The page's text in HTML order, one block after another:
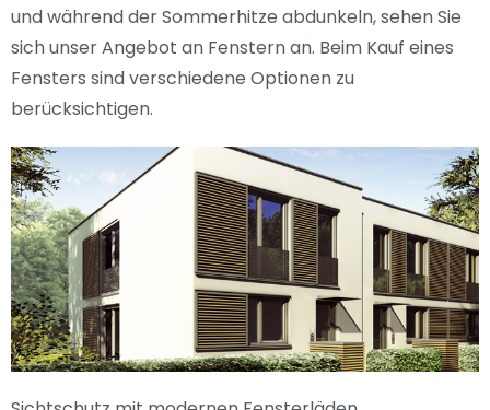
und während der Sommerhitze abdunkeln, sehen Sie
sich unser Angebot an Fenstern an. Beim Kauf eines
Fensters sind verschiedene Optionen zu
berücksichtigen.